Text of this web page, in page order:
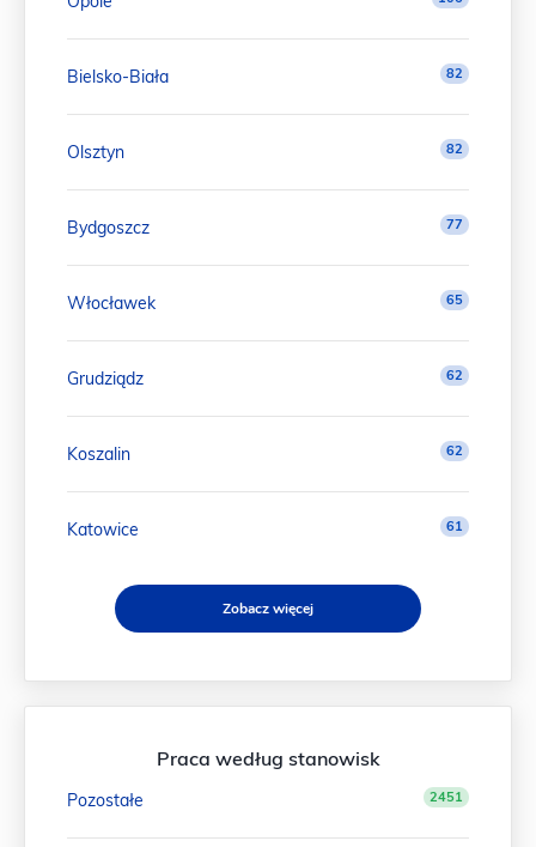
Bielsko-Biała 82
Olsztyn 82
Bydgoszcz 77
Włocławek 65
Grudziądz 62
Koszalin 62
Katowice 61
Zobacz więcej
Praca według stanowisk
Pozostałe 2451